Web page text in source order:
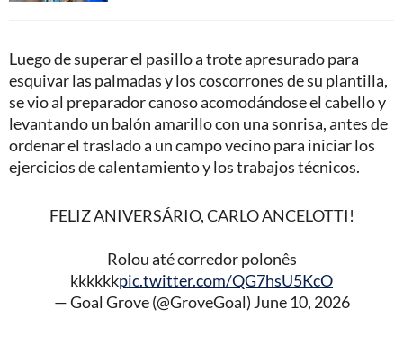
Luego de superar el pasillo a trote apresurado para
esquivar las palmadas y los coscorrones de su plantilla,
se vio al preparador canoso acomodándose el cabello y
levantando un balón amarillo con una sonrisa, antes de
ordenar el traslado a un campo vecino para iniciar los
ejercicios de calentamiento y los trabajos técnicos.
FELIZ ANIVERSÁRIO, CARLO ANCELOTTI!
Rolou até corredor polonês
kkkkkkpic.twitter.com/QG7hsU5KcO
— Goal Grove (@GroveGoal) June 10, 2026